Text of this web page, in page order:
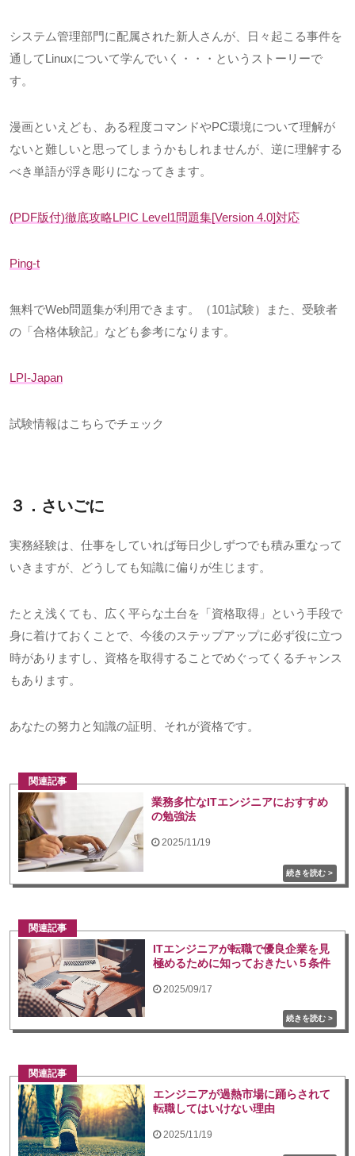
システム管理部門に配属された新人さんが、日々起こる事件を
通してLinuxについて学んでいく・・・というストーリーで
す。
漫画といえども、ある程度コマンドやPC環境について理解が
ないと難しいと思ってしまうかもしれませんが、逆に理解する
べき単語が浮き彫りになってきます。
(PDF版付)徹底攻略LPIC Level1問題集[Version 4.0]対応
Ping-t
無料でWeb問題集が利用できます。（101試験）また、受験者
の「合格体験記」なども参考になります。
LPI-Japan
試験情報はこちらでチェック
３．さいごに
実務経験は、仕事をしていれば毎日少しずつでも積み重なって
いきますが、どうしても知識に偏りが生じます。
たとえ浅くても、広く平らな土台を「資格取得」という手段で
身に着けておくことで、今後のステップアップに必ず役に立つ
時がありますし、資格を取得することでめぐってくるチャンス
もあります。
あなたの努力と知識の証明、それが資格です。
関連記事
業務多忙なITエンジニアにおすすめ
の勉強法
2025/11/19
関連記事
ITエンジニアが転職で優良企業を見
極めるために知っておきたい５条件
2025/09/17
関連記事
エンジニアが過熱市場に踊らされて
転職してはいけない理由
2025/11/19